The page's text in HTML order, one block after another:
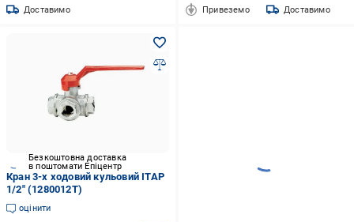
Доставимо Привеземо Доставимо
Безкоштовна доставка
в поштомати Епіцентр
Кран 3-х ходовий кульовий ITAP
1/2" (1280012Т)
оцінити